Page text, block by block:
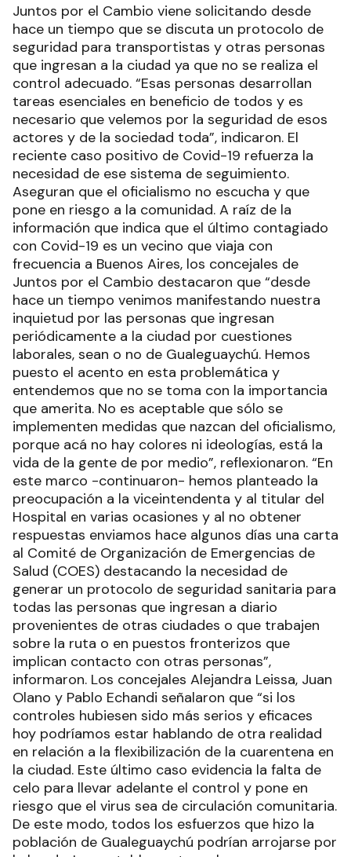
Juntos por el Cambio viene solicitando desde
hace un tiempo que se discuta un protocolo de
seguridad para transportistas y otras personas
que ingresan a la ciudad ya que no se realiza el
control adecuado. “Esas personas desarrollan
tareas esenciales en beneficio de todos y es
necesario que velemos por la seguridad de esos
actores y de la sociedad toda”, indicaron. El
reciente caso positivo de Covid-19 refuerza la
necesidad de ese sistema de seguimiento.
Aseguran que el oficialismo no escucha y que
pone en riesgo a la comunidad. A raíz de la
información que indica que el último contagiado
con Covid-19 es un vecino que viaja con
frecuencia a Buenos Aires, los concejales de
Juntos por el Cambio destacaron que “desde
hace un tiempo venimos manifestando nuestra
inquietud por las personas que ingresan
periódicamente a la ciudad por cuestiones
laborales, sean o no de Gualeguaychú. Hemos
puesto el acento en esta problemática y
entendemos que no se toma con la importancia
que amerita. No es aceptable que sólo se
implementen medidas que nazcan del oficialismo,
porque acá no hay colores ni ideologías, está la
vida de la gente de por medio”, reflexionaron. “En
este marco -continuaron- hemos planteado la
preocupación a la viceintendenta y al titular del
Hospital en varias ocasiones y al no obtener
respuestas enviamos hace algunos días una carta
al Comité de Organización de Emergencias de
Salud (COES) destacando la necesidad de
generar un protocolo de seguridad sanitaria para
todas las personas que ingresan a diario
provenientes de otras ciudades o que trabajen
sobre la ruta o en puestos fronterizos que
implican contacto con otras personas”,
informaron. Los concejales Alejandra Leissa, Juan
Olano y Pablo Echandi señalaron que “si los
controles hubiesen sido más serios y eficaces
hoy podríamos estar hablando de otra realidad
en relación a la flexibilización de la cuarentena en
la ciudad. Este último caso evidencia la falta de
celo para llevar adelante el control y pone en
riesgo que el virus sea de circulación comunitaria.
De este modo, todos los esfuerzos que hizo la
población de Gualeguaychú podrían arrojarse por